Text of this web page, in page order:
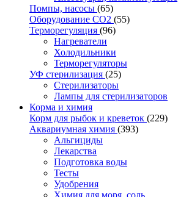
Помпы, насосы (65)
Оборудование CO2 (55)
Терморегуляция (96)
Нагреватели
Холодильники
Терморегуляторы
УФ стерилизация (25)
Стерилизаторы
Лампы для стерилизаторов
Корма и химия
Корм для рыбок и креветок (229)
Аквариумная химия (393)
Альгициды
Лекарства
Подготовка воды
Тесты
Удобрения
Химия для моря, соль